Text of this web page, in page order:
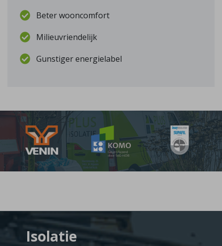
Beter wooncomfort
Milieuvriendelijk
Gunstiger energielabel
Isolatie